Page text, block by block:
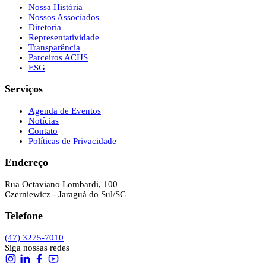
Nossa História
Nossos Associados
Diretoria
Representatividade
Transparência
Parceiros ACIJS
ESG
Serviços
Agenda de Eventos
Notícias
Contato
Políticas de Privacidade
Endereço
Rua Octaviano Lombardi, 100
Czerniewicz - Jaraguá do Sul/SC
Telefone
(47) 3275-7010
Siga nossas redes